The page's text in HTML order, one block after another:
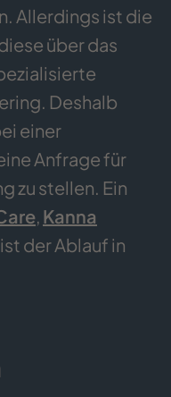
Allerdings ist die
über das
Deshalb
einer
Anfrage für
zu stellen. Ein
Kanna
ist der Ablauf in